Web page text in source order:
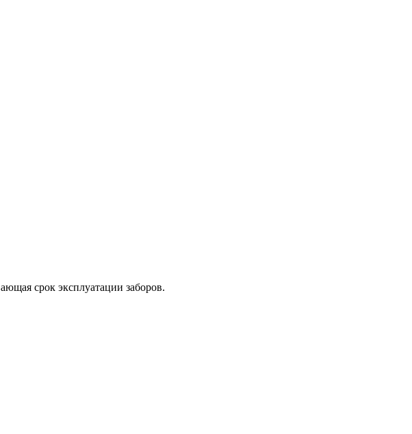
срок эксплуатации заборов.